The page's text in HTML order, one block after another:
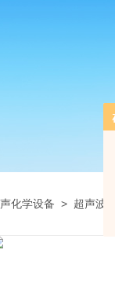
化学设备 > 超声波